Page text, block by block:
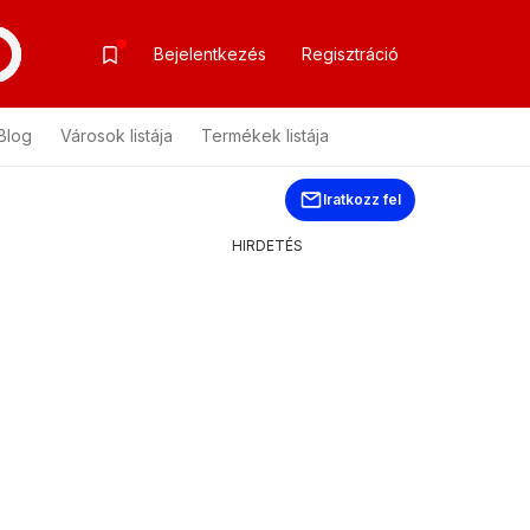
Bejelentkezés Regisztráció
Városok listája Termékek listája
Iratkozz fel
HIRDETÉS